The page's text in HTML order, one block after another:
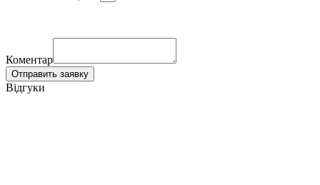
Коментар
Отправить заявку
Відгуки